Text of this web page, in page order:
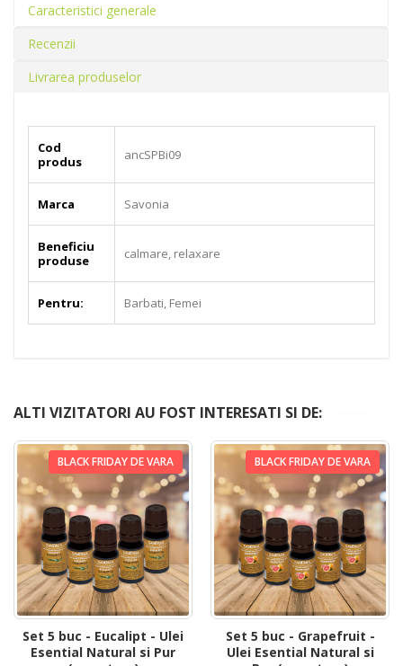
Caracteristici generale
Recenzii
Livrarea produselor
Cod
produs
ancSPBi09
Marca Savonia
Beneficiu
produse
calmare, relaxare
Pentru: Barbati, Femei
ALTI VIZITATORI AU FOST INTERESATI SI DE:
BLACK FRIDAY DE VARA
Set 5 buc - Eucalipt - Ulei
Esential Natural si Pur
BLACK FRIDAY DE VARA
Set 5 buc - Grapefruit -
Ulei Esential Natural si